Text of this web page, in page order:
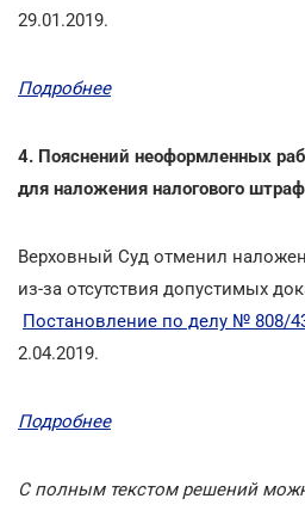
29.01.2019.
Подробнее
4. Пояснений неоформленных
для наложения налогового
Верховный Суд отменил
из-за отсутствия допустимых
Постановление по делу № 808/
2.04.2019.
Подробнее
С полным текстом решений